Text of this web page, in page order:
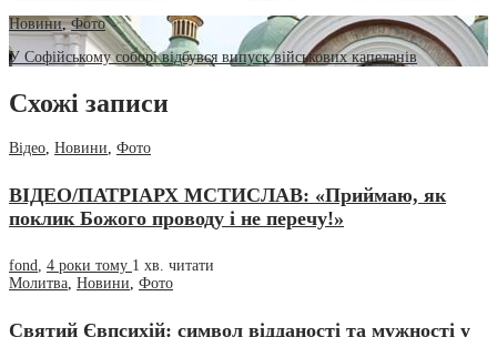
Новини,Фото
У Софійському соборі відбувся випуск військових капеланів
Схожі записи
Відео, Новини, Фото
ВІДЕО/ПАТРІАРХ МСТИСЛАВ: «Приймаю, як
поклик Божого проводу і не перечу!»
fond, 4 роки тому 1 хв. читати
Молитва, Новини, Фото
Святий Євпсихій: символ відданості та мужності у